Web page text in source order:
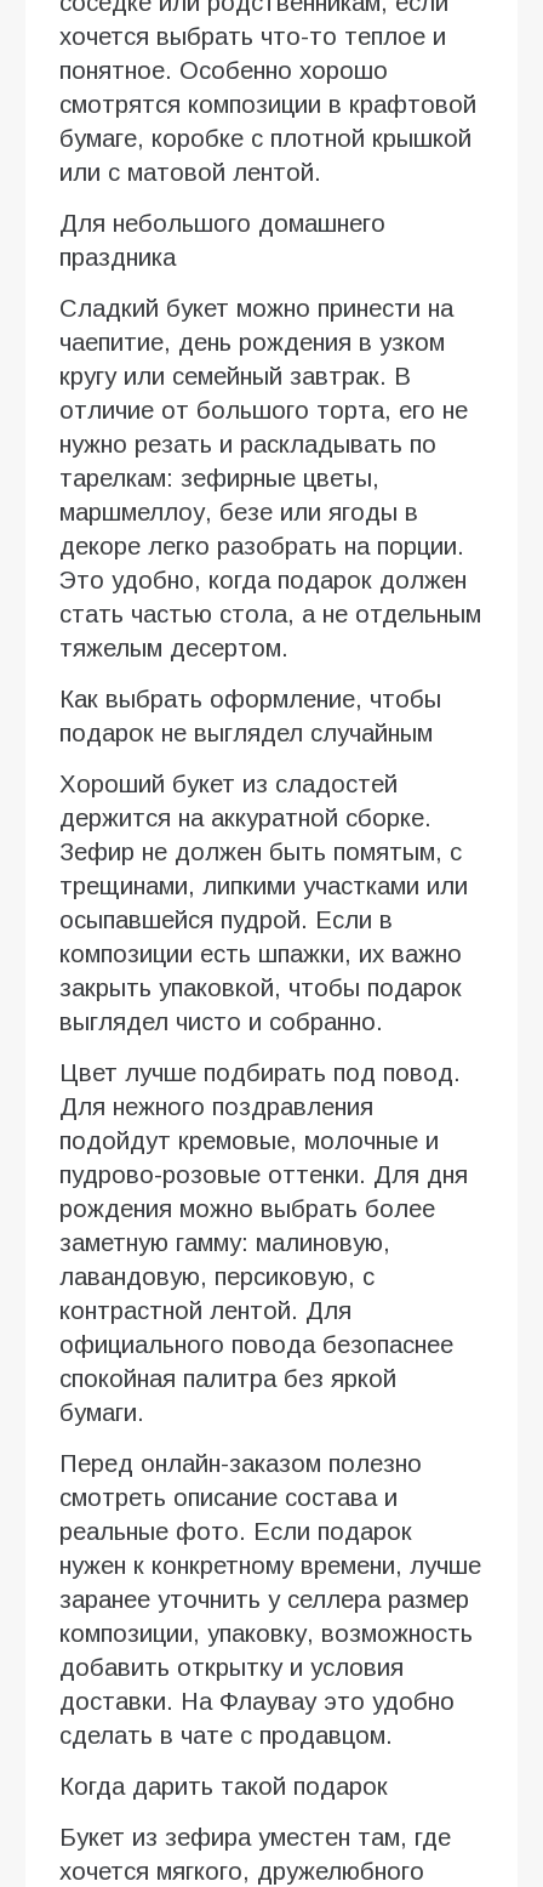
хочется выбрать что-то теплое и
понятное. Особенно хорошо
смотрятся композиции в крафтовой
бумаге, коробке с плотной крышкой
или с матовой лентой.
Для небольшого домашнего
праздника
Сладкий букет можно принести на
чаепитие, день рождения в узком
кругу или семейный завтрак. В
отличие от большого торта, его не
нужно резать и раскладывать по
тарелкам: зефирные цветы,
маршмеллоу, безе или ягоды в
декоре легко разобрать на порции.
Это удобно, когда подарок должен
стать частью стола, а не отдельным
тяжелым десертом.
Как выбрать оформление, чтобы
подарок не выглядел случайным
Хороший букет из сладостей
держится на аккуратной сборке.
Зефир не должен быть помятым, с
трещинами, липкими участками или
осыпавшейся пудрой. Если в
композиции есть шпажки, их важно
закрыть упаковкой, чтобы подарок
выглядел чисто и собранно.
Цвет лучше подбирать под повод.
Для нежного поздравления
подойдут кремовые, молочные и
пудрово-розовые оттенки. Для дня
рождения можно выбрать более
заметную гамму: малиновую,
лавандовую, персиковую, с
контрастной лентой. Для
официального повода безопаснее
спокойная палитра без яркой
бумаги.
Перед онлайн-заказом полезно
смотреть описание состава и
реальные фото. Если подарок
нужен к конкретному времени, лучше
заранее уточнить у селлера размер
композиции, упаковку, возможность
добавить открытку и условия
доставки. На Флаувау это удобно
сделать в чате с продавцом.
Когда дарить такой подарок
Букет из зефира уместен там, где
хочется мягкого, дружелюбного